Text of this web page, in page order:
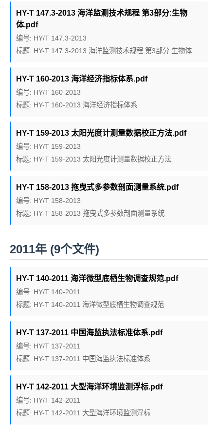
HY-T 147.3-2013 海洋监测技术规程 第3部分:生物
体.pdf
编号: HY/T 147.3-2013
标题: HY-T 147.3-2013 海洋监测技术规程 第3部分:生物体
HY-T 160-2013 海洋经济指标体系.pdf
编号: HY/T 160-2013
标题: HY-T 160-2013 海洋经济指标体系
HY-T 159-2013 太阳光度计测量数据校正方法.pdf
编号: HY/T 159-2013
标题: HY-T 159-2013 太阳光度计测量数据校正方法
HY-T 158-2013 拖曳式多参数剖面测量系统.pdf
编号: HY/T 158-2013
标题: HY-T 158-2013 拖曳式多参数剖面测量系统
2011年 (9个文件)
HY-T 140-2011 海洋微型底栖生物调查规范.pdf
编号: HY/T 140-2011
标题: HY-T 140-2011 海洋微型底栖生物调查规范
HY-T 137-2011 中国海监执法标准体系.pdf
编号: HY/T 137-2011
标题: HY-T 137-2011 中国海监执法标准体系
HY-T 142-2011 大型海洋环境监测浮标.pdf
编号: HY/T 142-2011
标题: HY-T 142-2011 大型海洋环境监测浮标